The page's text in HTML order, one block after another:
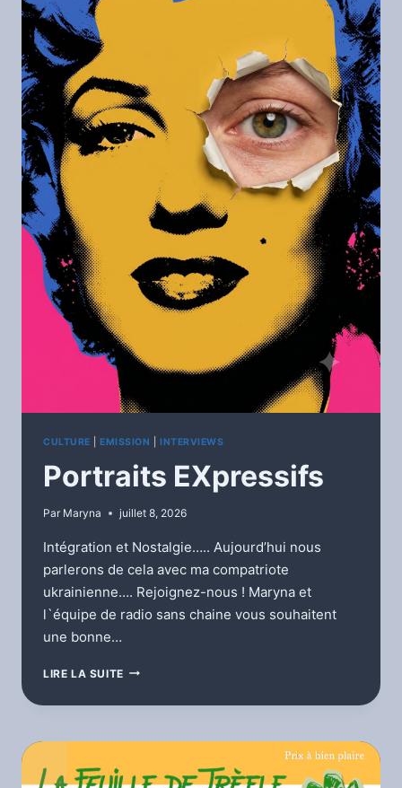
CULTURE EMISSION INTERVIEWS
Portraits EXpressifs
Par Maryna juillet 8, 2026
Intégration et Nostalgie….. Aujourd’hui nous
parlerons de cela avec ma compatriote
ukrainienne…. Rejoignez-nous ! Maryna et
l`équipe de radio sans chaine vous souhaitent
une bonne…
LIRE LA SUITE PORTRAITS